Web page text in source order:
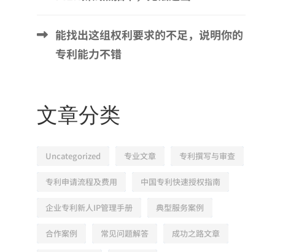
能找出这组权利要求的不足，说明你的
专利能力不错
文章分类
Uncategorized 专业文章 专利撰写与审查
专利申请流程及费用 中国专利快速授权指南
企业专利新人IP管理手册 典型服务案例
合作案例 常见问题解答 成功之路文章